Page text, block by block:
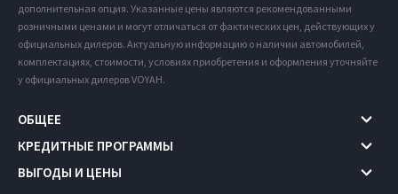
дополнительная опция. Указанные цены являются рекомендованными
розничными ценами и могут отличаться от фактических цен, действующих у
официальных дилеров. Актуальную информацию о наличии автомобилей,
комплектациях, стоимости, условиях приобретения и оформления уточняйте
у официальных дилеров VOYAH.
ОБЩЕЕ
КРЕДИТНЫЕ ПРОГРАММЫ
ВЫГОДЫ И ЦЕНЫ